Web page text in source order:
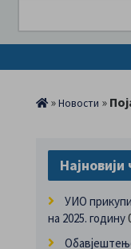
»Новости »
УИО
на 2025. годину